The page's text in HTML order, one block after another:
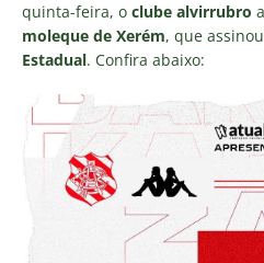
quinta-feira, o clube alvirrubro
moleque de Xerém, que
Estadual. Confira abaixo: